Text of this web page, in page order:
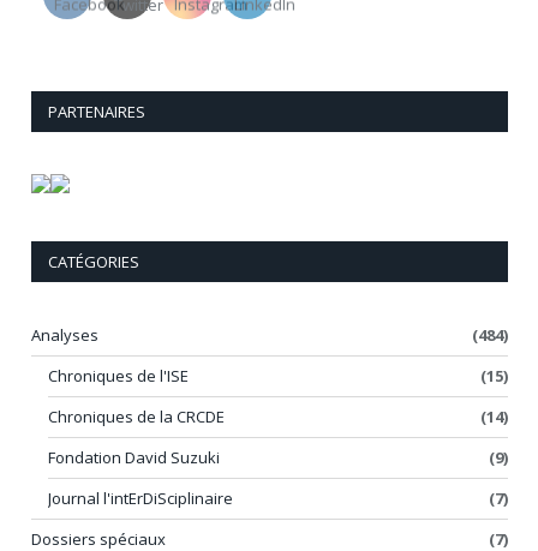
PARTENAIRES
CATÉGORIES
Analyses
(484)
Chroniques de l'ISE
(15)
Chroniques de la CRCDE
(14)
Fondation David Suzuki
(9)
Journal l'intErDiSciplinaire
(7)
Dossiers spéciaux
(7)